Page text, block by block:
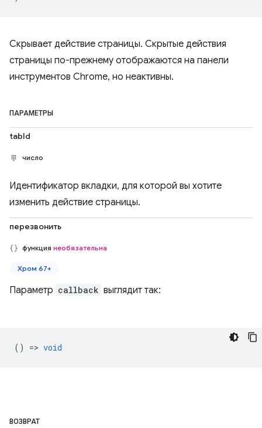
Скрывает действие страницы. Скрытые действия
страницы по-прежнему отображаются на панели
инструментов Chrome, но неактивны.
ПАРАМЕТРЫ
tabId
число
Идентификатор вкладки, для которой вы хотите
изменить действие страницы.
перезвонить
функция необязательна
Хром 67+
Параметр callback выглядит так:
() => void
ВОЗВРАТ